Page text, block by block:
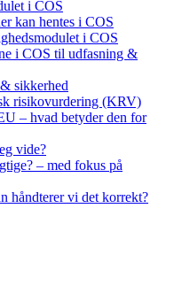
i COS
kan hentes i COS
i COS
i COS til udfasning &
sikkerhed
risikovurdering (KRV)
– hvad betyder den for
vide?
– med fokus på
håndterer vi det korrekt?